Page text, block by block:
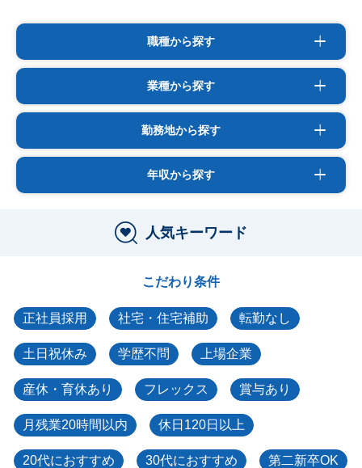
職種から探す
業種から探す
勤務地から探す
年収から探す
人気キーワード
こだわり条件
正社員採用 社宅・住宅補助 転勤なし
土日祝休み 学歴不問 上場企業
産休・育休あり フレックス 賞与あり
月残業20時間以内 休日120日以上
20代におすすめ 30代におすすめ 第二新卒OK